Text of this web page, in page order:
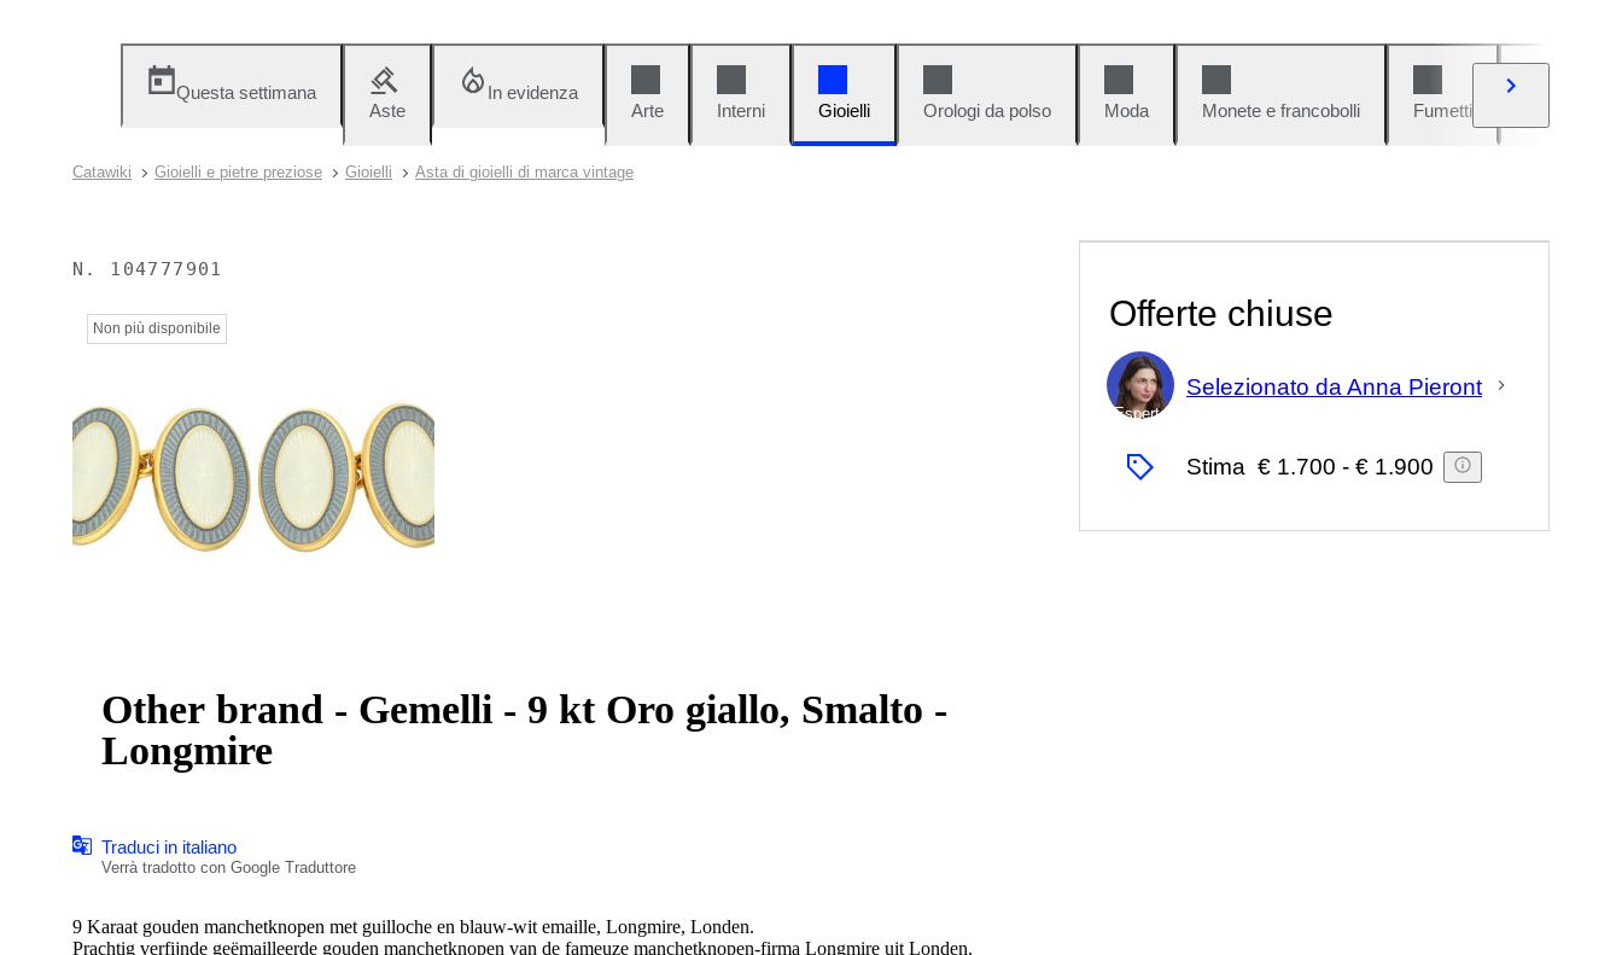
Questa settimana
Aste
In evidenza
Arte
Interni Gioielli Orologi da polso Moda Monete e francobolli Fumetti
Catawiki Gioielli e pietre preziose Gioielli Asta di gioielli di marca vintage
N. 104777901
Non più disponibile
Other brand - Gemelli - 9 kt Oro giallo, Smalto -
Longmire
Traduci in italiano
Verrà tradotto con Google Traduttore
9 Karaat gouden manchetknopen met guilloche en blauw-wit emaille, Longmire, Londen.
Prachtig verfijnde geëmailleerde gouden manchetknopen van de fameuze manchetknopen-firma Longmire uit Londen.
Offerte chiuse
Esperto
Selezionato da Anna Pieront
Stima € 1.700 - € 1.900